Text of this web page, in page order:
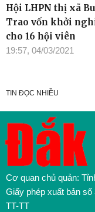
Hội LHPN thị xã
Trao vốn khởi
cho 16 hội viên
19:57, 04/03/2021
TIN ĐỌC NHIỀU
Cơ quan chủ quản:
Giấy phép xuất bản
TT-TT